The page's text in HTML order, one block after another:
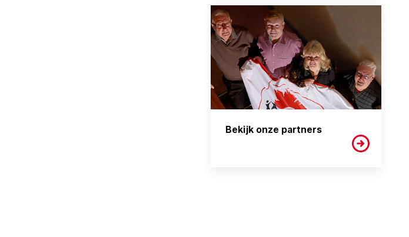
Bekijk onze partners